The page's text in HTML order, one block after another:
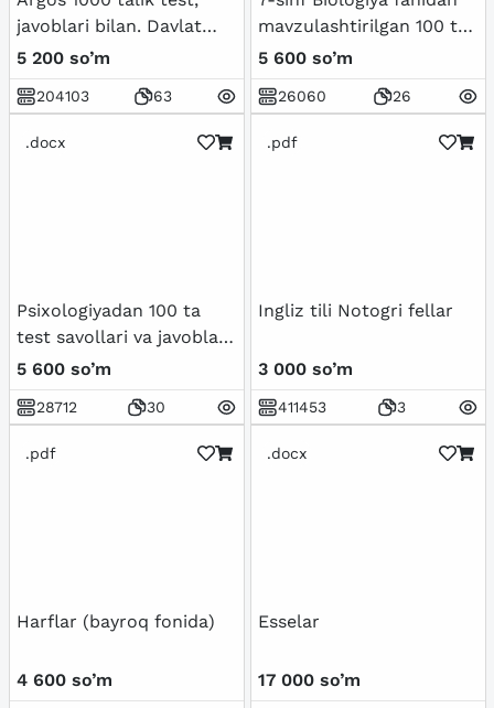
javoblari bilan. Davlat
xizmatchisi 2024
5 200 so’m
204103 63
mavzulashtirilgan 100 ta
variantli test savollari va
javoblari bilan
5 600 so’m
26060 26
.docx
Psixologiyadan 100 ta
test savollari va javoblari
bilan birgalikda
5 600 so’m
28712 30
.pdf
Ingliz tili Notogri fellar
3 000 so’m
411453 3
.pdf
Harflar (bayroq fonida)
4 600 so’m
.docx
Esselar
17 000 so’m